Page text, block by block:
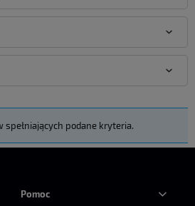
podane kryteria.
Pomoc